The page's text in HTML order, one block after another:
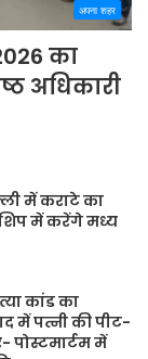
अपना शहर
का
अधिकारी
में कराटे का
में करेंगे मध्य
कांड का
में पत्नी की पीट-
पोस्टमार्टम में